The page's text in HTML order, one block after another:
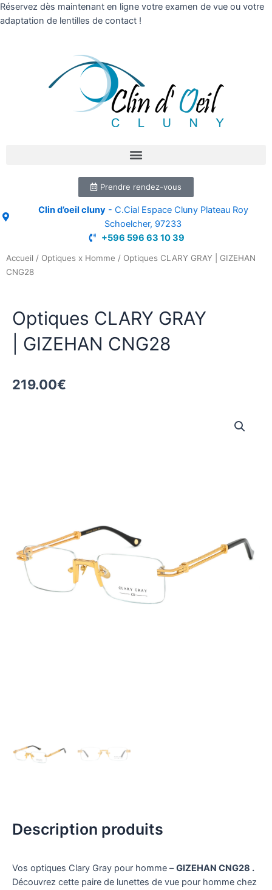
Réservez dès maintenant en ligne votre examen de vue ou votre
adaptation de lentilles de contact !
Prendre rendez-vous
Clin d’oeil cluny- C.Cial Espace Cluny Plateau Roy
Schoelcher, 97233
+596 596 63 10 39
Accueil / Optiques x Homme / Optiques CLARY GRAY | GIZEHAN
CNG28
Optiques CLARY GRAY
| GIZEHAN CNG28
219.00€
Description produits
Vos optiques Clary Gray pour homme –GIZEHAN CNG28 .
Découvrez cette paire de lunettes de vue pour homme chez